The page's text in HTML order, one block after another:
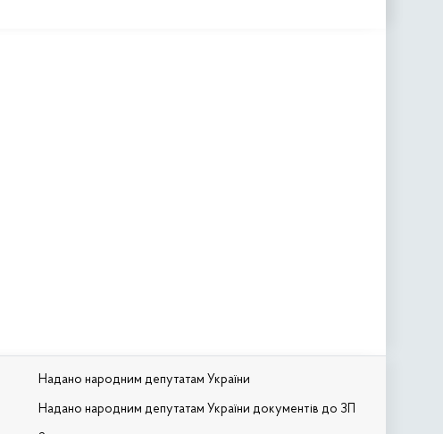
Надано народним депутатам України
Надано народним депутатам України документів до ЗП